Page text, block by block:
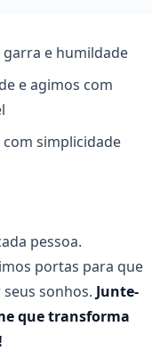
e humildade
e agimos com
com simplicidade
pessoa.
portas para que
sonhos. Junte-
que transforma